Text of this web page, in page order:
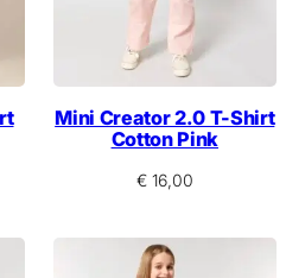
Mini Creator 2.0 T-Shirt
Cotton Pink
€16,00